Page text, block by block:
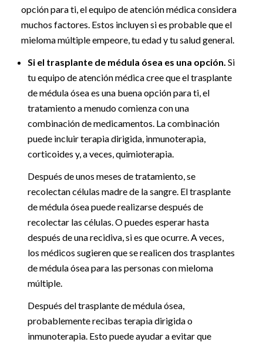
opción para ti, el equipo de atención médica considera
muchos factores. Estos incluyen si es probable que el
mieloma múltiple empeore, tu edad y tu salud general.
Si el trasplante de médula ósea es una opción. Si
tu equipo de atención médica cree que el trasplante
de médula ósea es una buena opción para ti, el
tratamiento a menudo comienza con una
combinación de medicamentos. La combinación
puede incluir terapia dirigida, inmunoterapia,
corticoides y, a veces, quimioterapia.
Después de unos meses de tratamiento, se
recolectan células madre de la sangre. El trasplante
de médula ósea puede realizarse después de
recolectar las células. O puedes esperar hasta
después de una recidiva, si es que ocurre. A veces,
los médicos sugieren que se realicen dos trasplantes
de médula ósea para las personas con mieloma
múltiple.
Después del trasplante de médula ósea,
probablemente recibas terapia dirigida o
inmunoterapia. Esto puede ayudar a evitar que